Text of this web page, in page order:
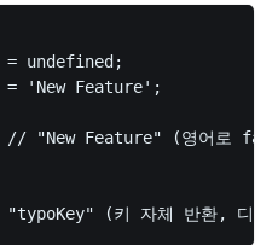
= undefined;
= 'New Feature';
"New Feature" (영어로